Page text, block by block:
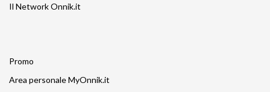
Il Network Onnik.it
Promo
Area personale MyOnnik.it